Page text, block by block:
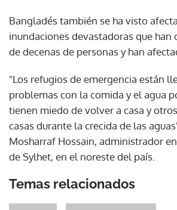
Bangladés también se ha visto
inundaciones devastadoras que han
de decenas de personas y han
"Los refugios de emergencia están
problemas con la comida y el agua
tienen miedo de volver a casa y
casas durante la crecida de las
Mosharraf Hossain, administrador
de Sylhet, en el noreste del país.
Temas relacionados